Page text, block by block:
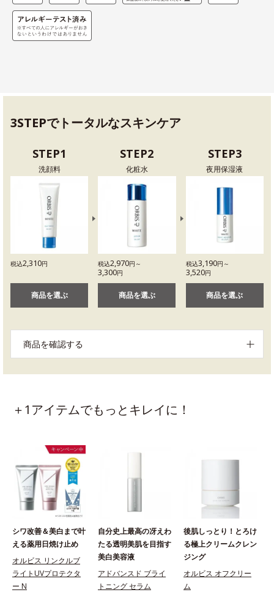
3STEPでトータルなスキンケア
STEP1
洗顔料
税込2,310円
商品を選ぶ
STEP2
化粧水
税込2,970円～
3,300円
商品を選ぶ
STEP3
夜用保湿液
税込3,190円～
3,520円
商品を選ぶ
商品を確認する
＋1アイテムでもっとキレイに！
シワ改善＆美白まで叶
える薬用日焼け止め
オルビス リンクルブ
ライトUVプロテクタ
ー N
自分史上最高の冴えわ
たる透明美肌を目指す
美白美容液
アドバンスド ブライ
トニング セラム
後肌しっとり！とろけ
る極上クリームクレン
ジング
オルビス オフクリー
ム